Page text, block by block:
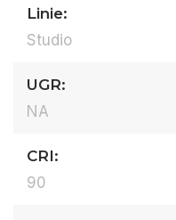
Linie:
Studio
UGR:
NA
CRI:
90